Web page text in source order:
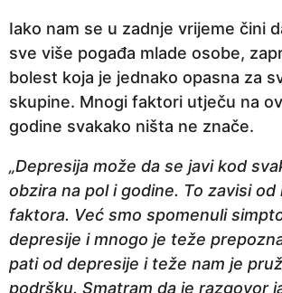
Iako nam se u zadnje vrijeme čini
sve više pogađa mlade osobe,
bolest koja je jednako opasna za
skupine. Mnogi faktori utječu na
godine svakako ništa ne znače.
„Depresija može da se javi kod
obzira na pol i godine. To zavisi od
faktora. Već smo spomenuli
depresije i mnogo je teže
pati od depresije i teže nam je
podršku. Smatram da je razgovor